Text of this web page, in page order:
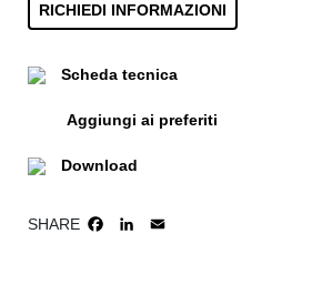
RICHIEDI INFORMAZIONI
Scheda tecnica
Aggiungi ai preferiti
Download
SHARE FACEBOOK
LINKEDIN